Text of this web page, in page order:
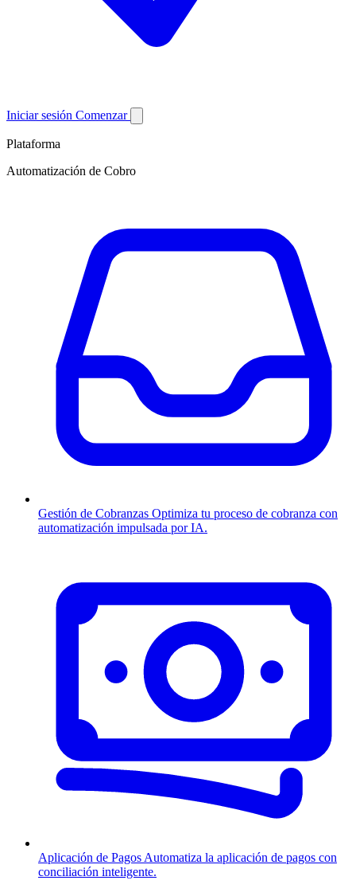
Iniciar sesión Comenzar
Plataforma
Automatización de Cobro
Gestión de Cobranzas Optimiza tu proceso de cobranza con
automatización impulsada por IA.
Aplicación de Pagos Automatiza la aplicación de pagos con
conciliación inteligente.